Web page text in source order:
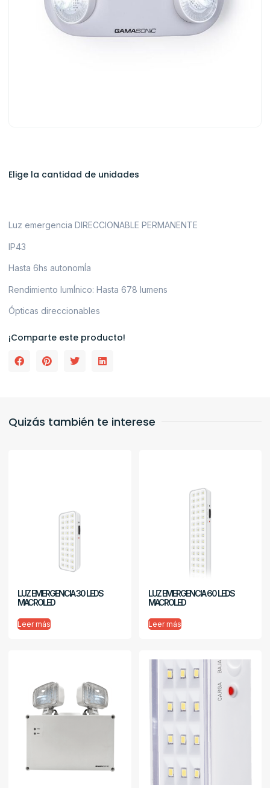
Elige la cantidad de unidades
Luz emergencia DIRECCIONABLE PERMANENTE
IP43
Hasta 6hs autonomÍa
Rendimiento lumÍnico: Hasta 678 lumens
Ópticas direccionables
¡Comparte este producto!
Quizás también te interese
LUZ EMERGENCIA 30 LEDS
MACROLED
Leer más
LUZ EMERGENCIA 60 LEDS
MACROLED
Leer más